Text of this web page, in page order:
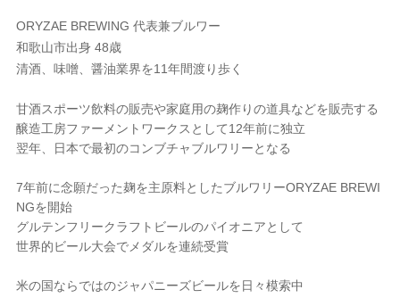
ORYZAE BREWING 代表兼ブルワー
和歌山市出身48歳
清酒、味噌、醤油業界を11年間渡り歩く
甘酒スポーツ飲料の販売や家庭用の麹作りの道具などを販売する
醸造工房ファーメントワークスとして12年前に独立
翌年、日本で最初のコンブチャブルワリーとなる
7年前に念願だった麹を主原料としたブルワリーORYZAE BREWI
NGを開始
グルテンフリークラフトビールのパイオニアとして
世界的ビール大会でメダルを連続受賞
米の国ならではのジャパニーズビールを日々模索中